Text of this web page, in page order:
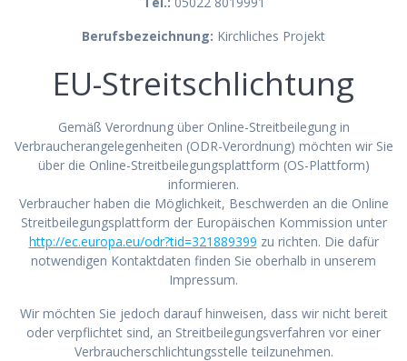
Berufsbezeichnung: Kirchliches Projekt
EU-Streitschlichtung
Gemäß Verordnung über Online-Streitbeilegung in
Verbraucherangelegenheiten (ODR-Verordnung) möchten wir Sie
über die Online-Streitbeilegungsplattform (OS-Plattform)
informieren.
Verbraucher haben die Möglichkeit, Beschwerden an die Online
Streitbeilegungsplattform der Europäischen Kommission unter
http://ec.europa.eu/odr?tid=321889399 zu richten. Die dafür
notwendigen Kontaktdaten finden Sie oberhalb in unserem
Impressum.
Wir möchten Sie jedoch darauf hinweisen, dass wir nicht bereit
oder verpflichtet sind, an Streitbeilegungsverfahren vor einer
Verbraucherschlichtungsstelle teilzunehmen.